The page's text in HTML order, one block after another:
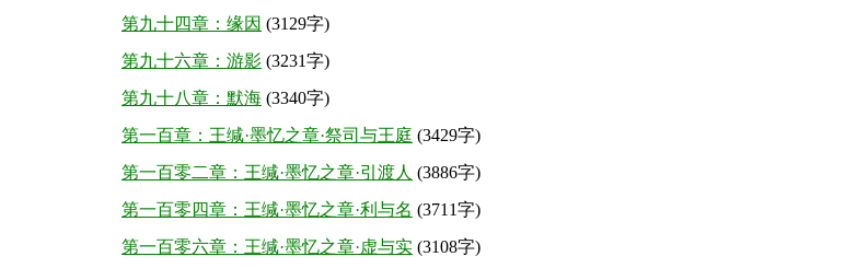
第九十四章：缘因 (3129字)
第九十六章：游影 (3231字)
第九十八章：默海 (3340字)
第一百章：王缄·墨忆之章·祭司与王庭 (3429字)
第一百零二章：王缄·墨忆之章·引渡人 (3886字)
第一百零四章：王缄·墨忆之章·利与名 (3711字)
第一百零六章：王缄·墨忆之章·虚与实 (3108字)